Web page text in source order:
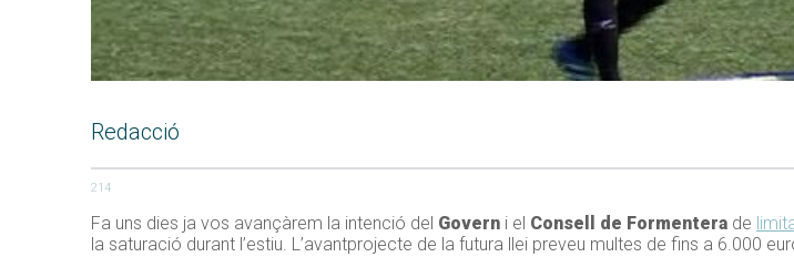
Redacció
214
Fa uns dies ja vos avançàrem la intenció del Govern i el Consell de Formentera de
la saturació durant l’estiu. L’avantprojecte de la futura llei preveu multes de fins a 6.000